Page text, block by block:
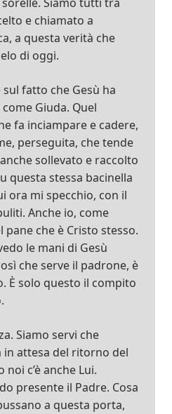
Siamo tutti tra
e chiamato a
a questa verità che
di oggi.
fatto che Gesù ha
Giuda. Quel
fa inciampare e cadere,
perseguita, che tende
sollevato e raccolto
questa stessa bacinella
ora mi specchio, con il
Anche io, come
che è Cristo stesso.
le mani di Gesù
che serve il padrone, è
È solo questo il compito
Siamo servi che
in attesa del ritorno del
c’è anche Lui.
presente il Padre. Cosa
a questa porta,